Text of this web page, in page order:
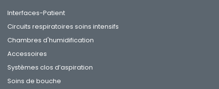
Interfaces-Patient
Circuits respiratoires soins intensifs
Chambres d'humidification
Accessoires
Systèmes clos d’aspiration
Soins de bouche